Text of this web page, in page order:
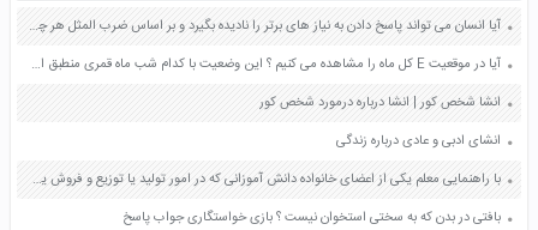
آیا انسان می تواند پاسخ دادن به نیاز های برتر را نادیده بگیرد و بر اساس ضرب المثل هر چه پیش آید خوش آید رفتار کند چرا صفحه 18 دین و زندگی یازدهم
آیا در موقعیت E کل ماه را مشاهده می کنیم ؟ این وضعیت با کدام شب ماه قمری منطبق است ؟ صفحه 28 علوم دهم
انشا شخص کور | انشا درباره درمورد شخص کور
انشای ادبی و عادی درباره زندگی
با راهنمایی معلم یکی از اعضای خانواده دانش آموزانی که در امور تولید یا توزیع و فروش یک کالا فعالیت می کند به کلاس دعوت کنید تا درباره کار خودش و مراحل و چگونگی آن برای شما توضیح دهد صفحه 42 مطالعات اجتماعی هفتم
بافتی در بدن که به سختی استخوان نیست ؟ بازی خواستگاری جواب پاسخ